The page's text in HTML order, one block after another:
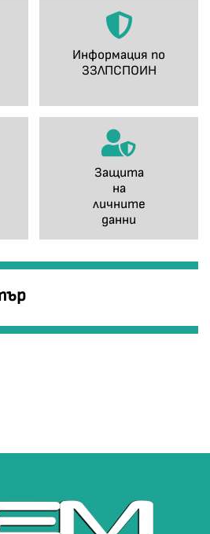
Информация по
ЗЗЛПСПОИН
Защита
на
личните
данни